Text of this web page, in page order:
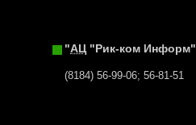
"АЦ "Рик-ком
(8184) 56-99-06; 56-81-51